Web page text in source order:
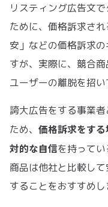
リスティング広告文
ために、価格訴求さ
安」などの価格訴求
すが、実際に、競合商
ユーザーの離脱を招い
誇大広告をする事業
ため、 価格訴求をす
対的な自信を持って
商品は他社と比較し
することをおすすめし